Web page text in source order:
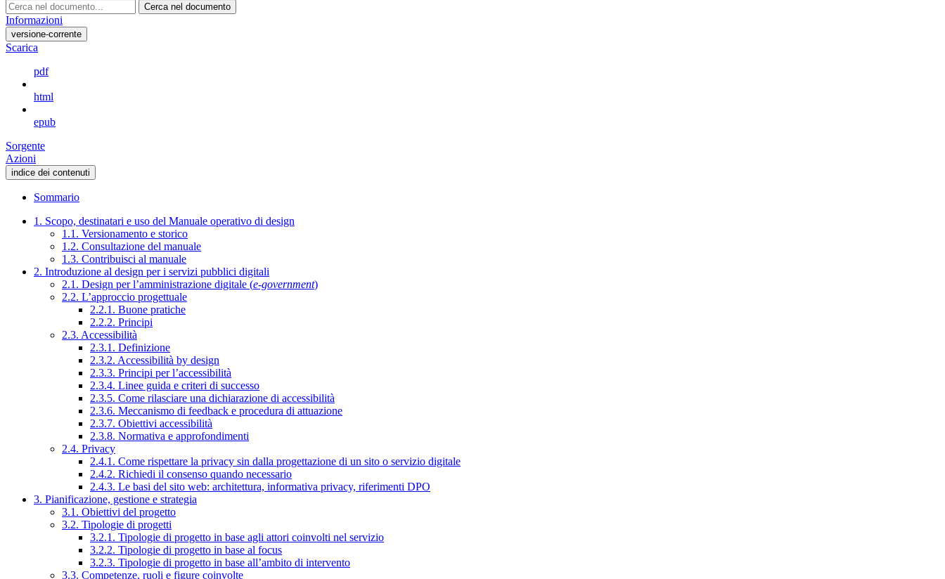
Cerca nel documento
Informazioni
versione-corrente
Scarica
pdf
html
epub
Sorgente
Azioni
indice dei contenuti
Sommario
1. Scopo, destinatari e uso del Manuale operativo di design
1.1. Versionamento e storico
1.2. Consultazione del manuale
1.3. Contribuisci al manuale
2. Introduzione al design per i servizi pubblici digitali
2.1. Design per l’amministrazione digitale (e-government)
2.2. L’approccio progettuale
2.2.1. Buone pratiche
2.2.2. Principi
2.3. Accessibilità
2.3.1. Definizione
2.3.2. Accessibilità by design
2.3.3. Principi per l’accessibilità
2.3.4. Linee guida e criteri di successo
2.3.5. Come rilasciare una dichiarazione di accessibilità
2.3.6. Meccanismo di feedback e procedura di attuazione
2.3.7. Obiettivi accessibilità
2.3.8. Normativa e approfondimenti
2.4. Privacy
2.4.1. Come rispettare la privacy sin dalla progettazione di un sito o servizio digitale
2.4.2. Richiedi il consenso quando necessario
2.4.3. Le basi del sito web: architettura, informativa privacy, riferimenti DPO
3. Pianificazione, gestione e strategia
3.1. Obiettivi del progetto
3.2. Tipologie di progetti
3.2.1. Tipologie di progetto in base agli attori coinvolti nel servizio
3.2.2. Tipologie di progetto in base al focus
3.2.3. Tipologie di progetto in base all’ambito di intervento
3.3. Competenze, ruoli e figure coinvolte